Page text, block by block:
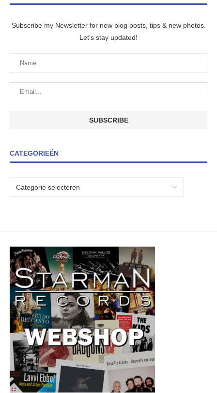
Subscribe my Newsletter for new blog posts, tips & new photos.
Let's stay updated!
CATEGORIEËN